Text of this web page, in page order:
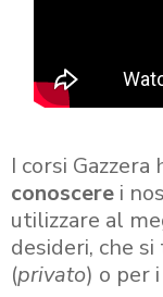
I corsi
conoscere i
utilizzare al
desideri, che
(privato) o per